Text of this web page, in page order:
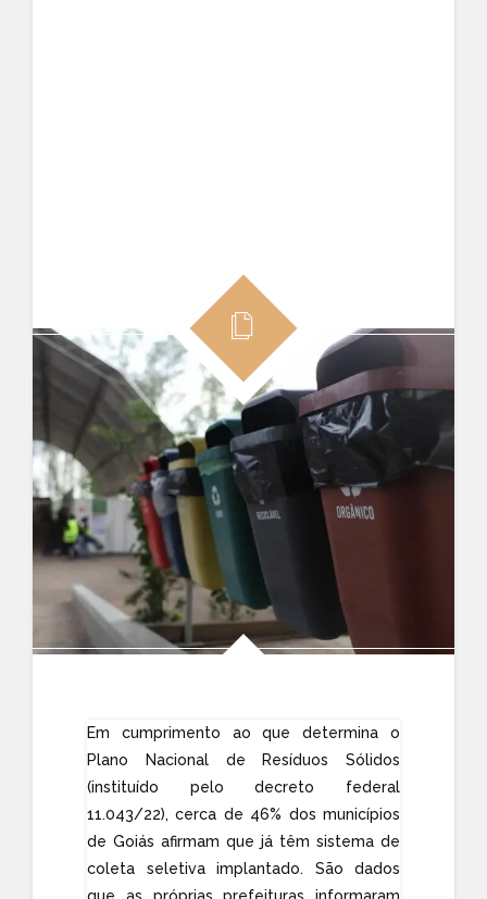
Em cumprimento ao que determina o
Plano Nacional de Resíduos Sólidos
(instituído pelo decreto federal
11.043/22), cerca de 46% dos municípios
de Goiás afirmam que já têm sistema de
coleta seletiva implantado. São dados
que as próprias prefeituras informaram